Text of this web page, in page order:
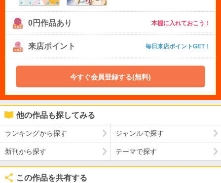
0円作品あり 本棚に入れておこう！
来店ポイント 毎日来店ポイントGET！
今すぐ会員登録する(無料)
他の作品も探してみる
ランキングから探す ジャンルで探す
新刊から探す テーマで探す
この作品を共有する